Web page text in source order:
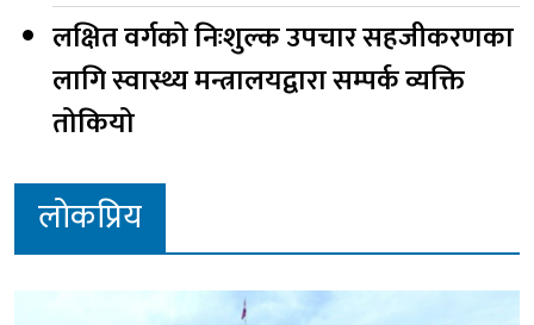
लक्षित वर्गको निःशुल्क उपचार सहजीकरणका
लागि स्वास्थ्य मन्त्रालयद्वारा सम्पर्क व्यक्ति
तोकियो
लोकप्रिय